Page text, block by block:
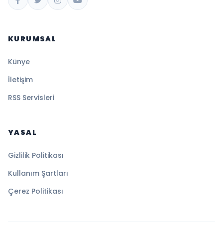
KURUMSAL
Künye
İletişim
RSS Servisleri
YASAL
Gizlilik Politikası
Kullanım Şartları
Çerez Politikası